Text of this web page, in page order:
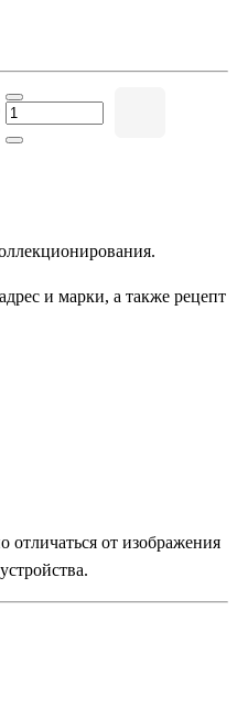
и марки, а также рецепт
отличаться от изображения